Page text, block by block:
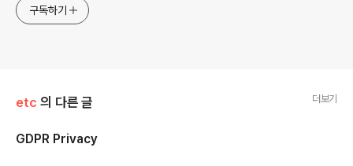
구독하기
etc 의 다른 글 더보기
GDPR Privacy